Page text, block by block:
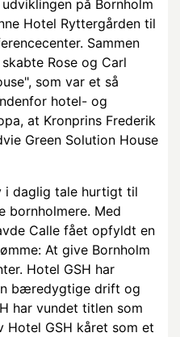
på Bornholm
Hotel Ryttergården til
Sammen
Rose og Carl
som var et så
hotel- og
at Kronprins Frederik
Green Solution House
i daglig tale hurtigt til
bornholmere. Med
Calle fået opfyldt en
At give Bornholm
Hotel GSH har
bæredygtige drift og
har vundet titlen som
Hotel GSH kåret som et